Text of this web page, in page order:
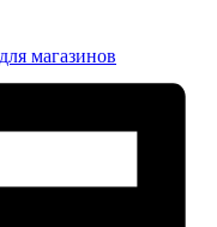
магазинов